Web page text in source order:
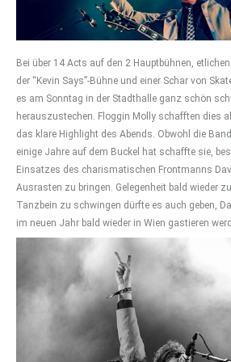
Bei über 14 Acts auf den 2 Hauptbühnen,
der “Kevin Says”-Bühne und einer Schar von
es am Sonntag in der Stadthalle ganz schön
herauszustechen. Floggin Molly schafften dies
das klare Highlight des Abends. Obwohl die
einige Jahre auf dem Buckel hat schaffte sie,
Einsatzes des charismatischen Frontmanns
Ausrasten zu bringen. Gelegenheit bald wieder
Tanzbein zu schwingen dürfte es auch geben,
im neuen Jahr bald wieder in Wien gastieren